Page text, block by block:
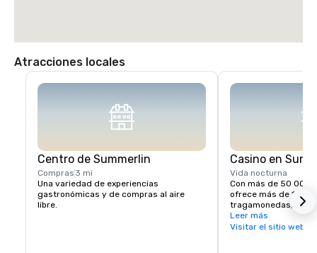
Atracciones locales
Centro de Summerlin
Compras 3 mi
Una variedad de experiencias
gastronómicas y de compras al aire
libre.
Casino en
Vida nocturna
Con más de 50 000
ofrece más de 1700
tragamonedas, 25
Caesar's Race &
Leer más
Visitar el sitio web